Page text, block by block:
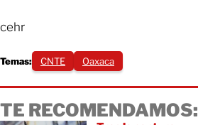
cehr
Temas: CNTE Oaxaca
TE RECOMENDAMOS: